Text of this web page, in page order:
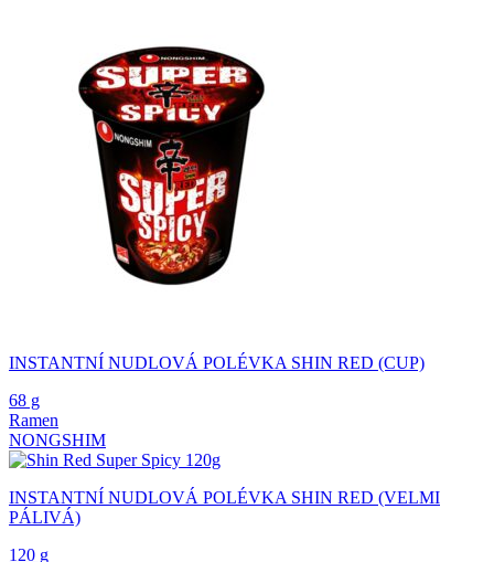
INSTANTNÍ NUDLOVÁ POLÉVKA SHIN RED (CUP)
68 g
Ramen
NONGSHIM
INSTANTNÍ NUDLOVÁ POLÉVKA SHIN RED (VELMI
PÁLIVÁ)
120 g